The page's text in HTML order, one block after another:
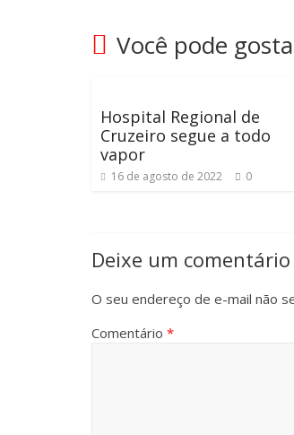
Você pode
Hospital Regional de
Cruzeiro segue a todo
vapor
16 de agosto de 2022 0
Deixe um comentário
O seu endereço de e-mail não
Comentário *